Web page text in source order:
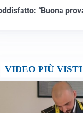
“Buona
VIDEO PIÙ VISTI